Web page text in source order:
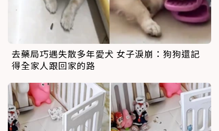
去藥局巧遇失散多年愛犬 女子淚崩：狗狗還記
得全家人跟回家的路